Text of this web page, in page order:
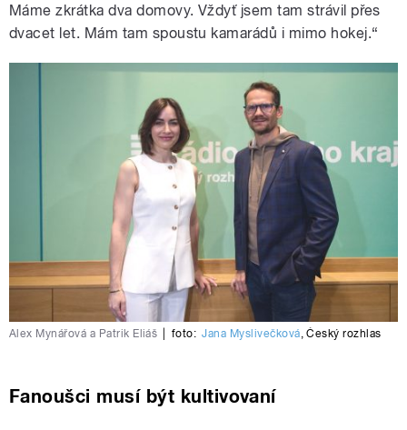
Máme zkrátka dva domovy. Vždyť jsem tam strávil přes
dvacet let. Mám tam spoustu kamarádů i mimo hokej.“
Alex Mynářová a Patrik Eliáš foto: Jana Myslivečková,Český rozhlas
Fanoušci musí být kultivovaní